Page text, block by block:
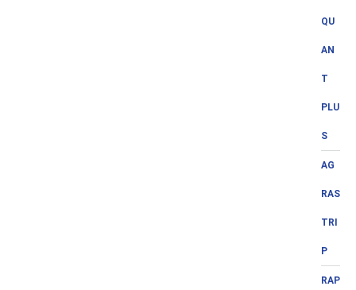
QU
AN
T
PLU
S
AG
RAS
TRI
P
RAP